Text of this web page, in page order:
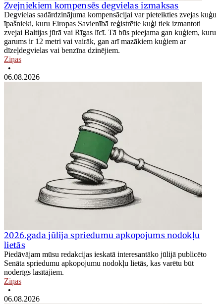
Zvejniekiem kompensēs degvielas izmaksas
Degvielas sadārdzinājuma kompensācijai var pieteikties zvejas kuģu
īpašnieki, kuru Eiropas Savienībā reģistrētie kuģi tiek izmantoti
zvejai Baltijas jūrā vai Rīgas līcī. Tā būs pieejama gan kuģiem, kuru
garums ir 12 metri vai vairāk, gan arī mazākiem kuģiem ar
dīzeļdegvielas vai benzīna dzinējiem.
Ziņas
•
06.08.2026
2026.gada jūlija spriedumu apkopojums nodokļu
lietās
Piedāvājam mūsu redakcijas ieskatā interesantāko jūlijā publicēto
Senāta spriedumu apkopojumu nodokļu lietās, kas varētu būt
noderīgs lasītājiem.
Ziņas
•
06.08.2026